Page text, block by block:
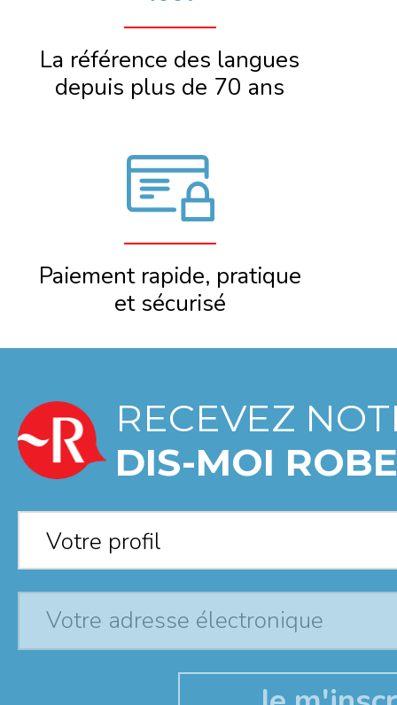
La référence des langues
depuis plus de 70 ans
Paiement rapide, pratique
et sécurisé
RECEVEZ
DIS-MOI
Votre profil*
Votre profil